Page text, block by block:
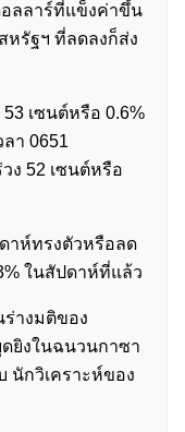
ลลาร์ที่แข็งค่าขึ้น
หรัฐฯ ที่ลดลงก็ส่ง
เซนต์หรือ 0.6%
ลา 0651
ง 52 เซนต์หรือ
าห์ทรงตัวหรือลด
ในสัปดาห์ที่แล้ว
างมติของ
ยิงในฉนวนกาซา
นักวิเคราะห์ของ